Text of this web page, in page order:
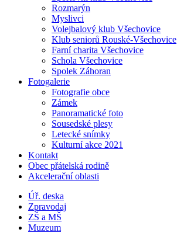
Rozmarýn
Myslivci
Volejbalový klub Všechovice
Klub seniorů Rouské-Všechovice
Farní charita Všechovice
Schola Všechovice
Spolek Záhoran
Fotogalerie
Fotografie obce
Zámek
Panoramatické foto
Sousedské plesy
Letecké snímky
Kulturní akce 2021
Kontakt
Obec přátelská rodině
Akcelerační oblasti
Úř. deska
Zpravodaj
ZŠ a MŠ
Muzeum